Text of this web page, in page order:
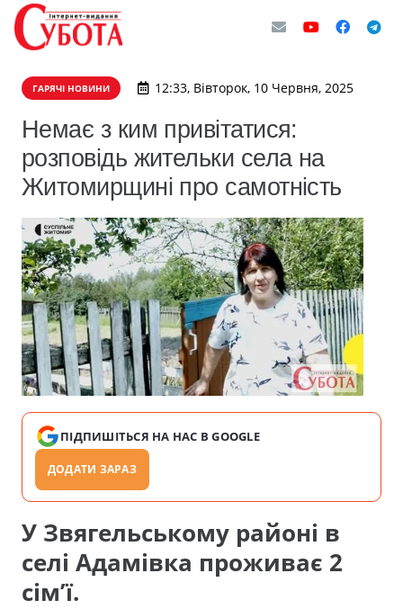
ГАРЯЧІ НОВИНИ 12:33, Вівторок, 10 Червня, 2025
Немає з ким привітатися:
розповідь жительки села на
Житомирщині про самотність
ПІДПИШІТЬСЯ НА НАС В GOOGLE
ДОДАТИ ЗАРАЗ
У Звягельському районі в
селі Адамівка проживає 2
сім’ї.